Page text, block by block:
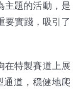
主題的活動，是
要實踐，吸引了
特製賽道上展
通道，穩健地爬